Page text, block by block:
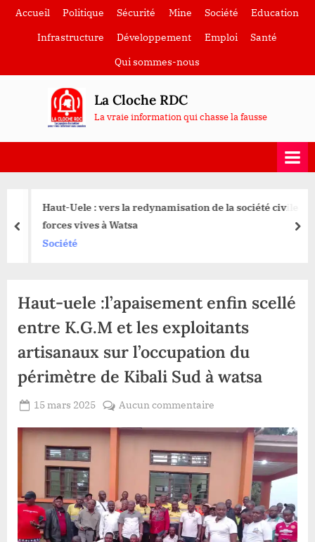
SkipAccueil Politique Sécurité Mine Société
Education
Infrastructure
Développement Emploi
Santé
Qui sommes-nous
La Cloche RDC
La vraie information qui chasse la fausse
Haut-Uele : vers la redynamisation de la société civile
forces vives à Watsa
Société
prev
Haut-uele :l’apaisement enfin scellé
entre K.G.M et les exploitants
artisanaux sur l’occupation du
périmètre de Kibali Sud à watsa
Posted
15 mars 2025
ROMEO
Aucun commentaire
uele
:l’apaisement
scellé
entre
K.G.M
et